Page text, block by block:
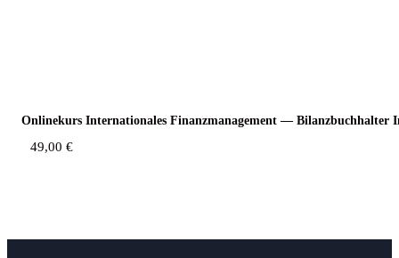
Online­kurs Inter­na­tio­na­les Finanz­ma­nage­ment — Bilanz­buch­hal­ter
49,00 €